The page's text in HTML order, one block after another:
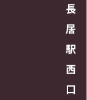
成約で駐車料長
居
駅
西
口